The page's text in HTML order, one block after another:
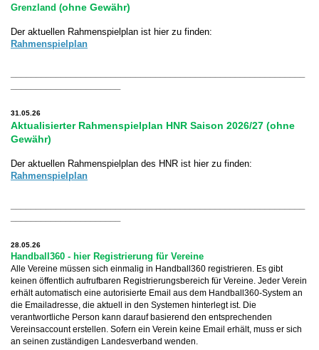
Grenzland (ohne Gewähr)
Der aktuellen Rahmenspielplan ist hier zu finden:
Rahmenspielplan
31.05.26
Aktualisierter Rahmenspielplan HNR Saison 2026/27 (ohne
Gewähr)
Der aktuellen Rahmenspielplan des HNR ist hier zu finden:
Rahmenspielplan
28.05.26
Handball360 - hier Registrierung für Vereine
Alle Vereine müssen sich einmalig in Handball360 registrieren. Es gibt
keinen öffentlich aufrufbaren Registrierungsbereich für Vereine. Jeder Verein
erhält automatisch eine autorisierte Email aus dem Handball360-System an
die Emailadresse, die aktuell in den Systemen hinterlegt ist. Die
verantwortliche Person kann darauf basierend den entsprechenden
Vereinsaccount erstellen. Sofern ein Verein keine Email erhält, muss er sich
an seinen zuständigen Landesverband wenden.